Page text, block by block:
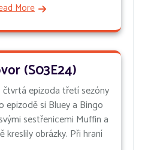
More
(S03E24)
epizoda třetí sezóny
epizodě si Bluey a Bingo
sestřenicemi Muffin a
kreslily obrázky. Při hraní